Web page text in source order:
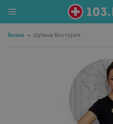
Визаж • Шубина Виктория